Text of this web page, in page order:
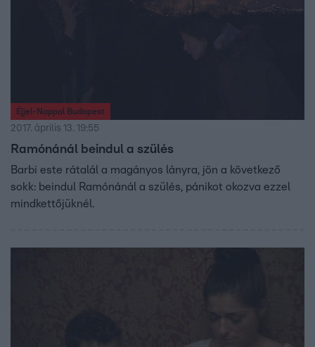
Éjjel-Nappal Budapest
2017. április 13. 19:55
Ramónánál beindul a szülés
Barbi este rátalál a magányos lányra, jön a következő
sokk: beindul Ramónánál a szülés, pánikot okozva ezzel
mindkettőjüknél.